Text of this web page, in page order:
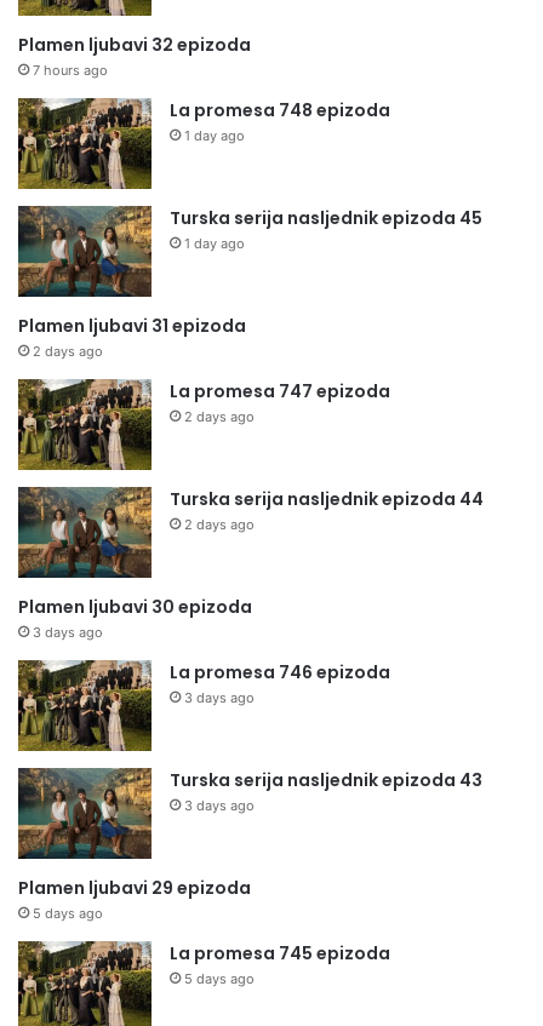
Plamen ljubavi 32 epizoda
7 hours ago
La promesa 748 epizoda
1 day ago
Turska serija nasljednik epizoda 45
1 day ago
Plamen ljubavi 31 epizoda
2 days ago
La promesa 747 epizoda
2 days ago
Turska serija nasljednik epizoda 44
2 days ago
Plamen ljubavi 30 epizoda
3 days ago
La promesa 746 epizoda
3 days ago
Turska serija nasljednik epizoda 43
3 days ago
Plamen ljubavi 29 epizoda
5 days ago
La promesa 745 epizoda
5 days ago